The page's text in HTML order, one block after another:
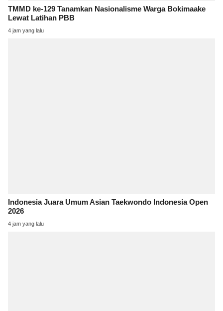
TMMD ke-129 Tanamkan Nasionalisme Warga Bokimaake
Lewat Latihan PBB
4 jam yang lalu
Indonesia Juara Umum Asian Taekwondo Indonesia Open
2026
4 jam yang lalu